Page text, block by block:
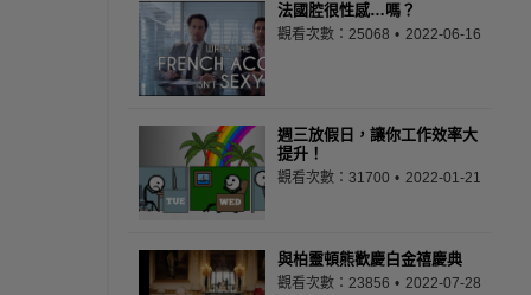
法國腔很性感…嗎？
觀看次數：25068 2022-06-16
週三放假日，讓你工作效率大
提升！
觀看次數：31700 2022-01-21
與柏靈頓熊歡慶白金禧慶典
觀看次數：23856 2022-07-28